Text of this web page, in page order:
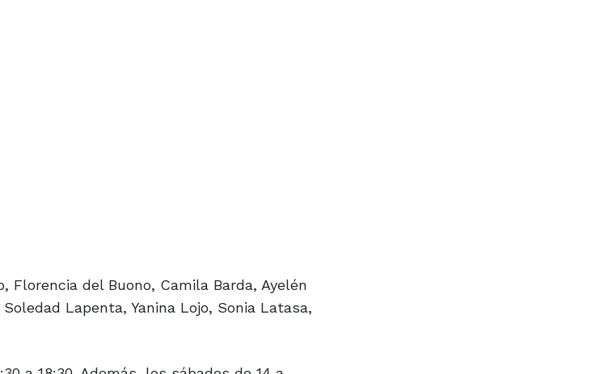
Florencia del Buono, Camila Barda, Ayelén
Lapenta, Yanina Lojo, Sonia Latasa,